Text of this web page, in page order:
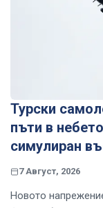
Турски
пъти в
симулиран
7 Август, 2026
Новото